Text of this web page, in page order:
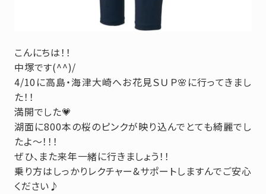
こんにちは！！
中塚です(^^)/
4/10に高島・海津大崎へお花見ＳＵＰ🌸に行ってきまし
た！！
満開でした💗
湖面に800本の桜のピンクが映り込んでとても綺麗でし
たよ～！！！
ぜひ、また来年一緒に行きましょう！！
乗り方はしっかりレクチャー&サポートしますんでご安心
ください♪